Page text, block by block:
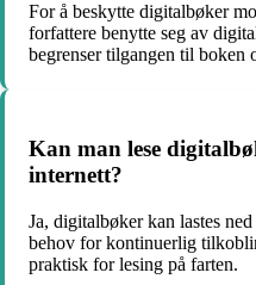
For å beskytte digitalbøker
forfattere benytte seg av
begrenser tilgangen til
Kan man lese
internett?
Ja, digitalbøker kan lastes
behov for kontinuerlig
praktisk for lesing på farten.